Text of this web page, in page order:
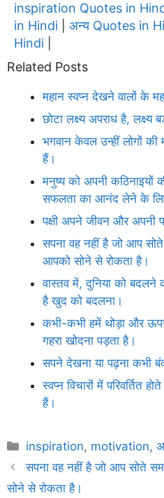
inspiration Quotes in
in Hindi
अन्य Quotes in
Hindi
Related Posts
महान स्वप्न देखने वालों के
छोटा लक्ष्य अपराध है, लक्ष्य
भगवान केवल उन्हीं लोगों
हैं।
मनुष्य को अपनी कठिनाइयों
सफलता का आनंद लेने के
पक्षी अपने जीवन और अपनी
सपना वह नहीं है जो आप
आपको सोने से रोकता है।
वास्तव में, दुनिया को
है खुद को बदलना।
कभी-कभी हमें थोड़ा और
गहरा खोदना पड़ता है।
सपने देखना या पढ़ना कभी
स्वप्न विचारों में परिवर्तित
हैं।
Categories
inspiration, motivation,
सपना वह नहीं है जो आप सोते
सोने से रोकता है।